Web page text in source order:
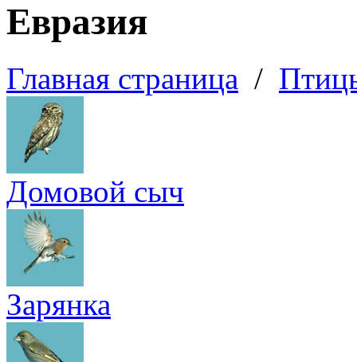
Евразия
Главная страница /
Домовой сыч
Зарянка